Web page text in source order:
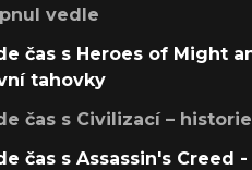
vedle
čas s Heroes of Might
tahovky
čas s Civilizací –
čas s Assassin's Creed